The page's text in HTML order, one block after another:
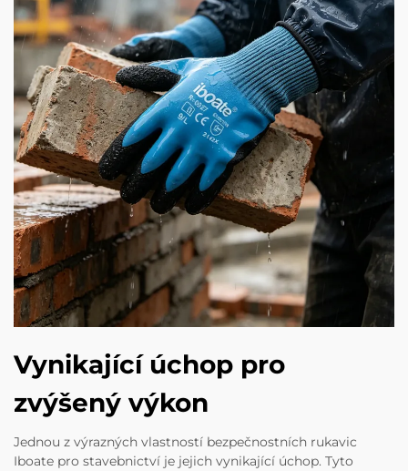
Vynikající úchop pro
zvýšený výkon
Jednou z výrazných vlastností bezpečnostních rukavic
Iboate pro stavebnictví je jejich vynikající úchop. Tyto